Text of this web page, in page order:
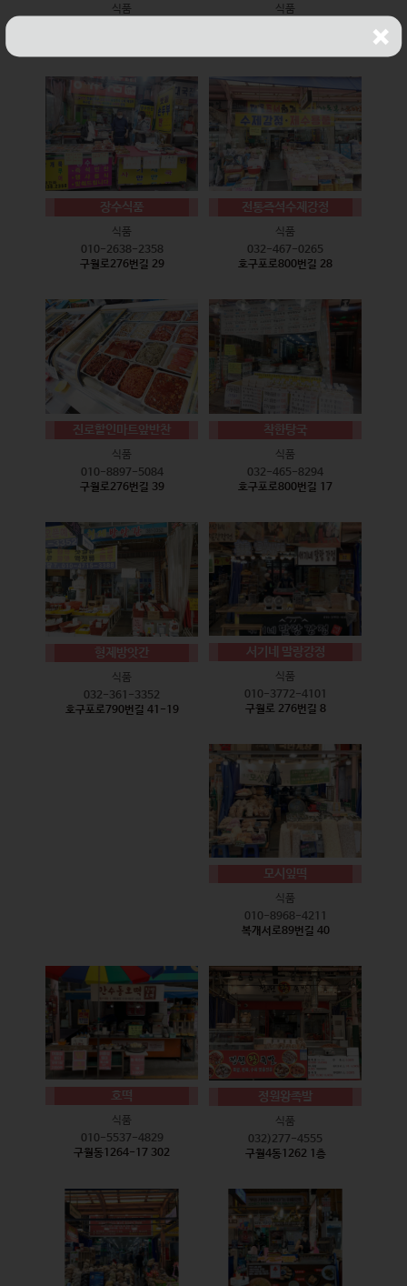
식품
식품
장수식품
식품
010-2638-2358
구월로276번길 29
전통즉석수제강정
식품
032-467-0265
호구포로800번길 28
진로할인마트앞반찬
식품
010-8897-5084
구월로276번길 39
착한탕국
식품
032-465-8294
호구포로800번길 17
형제방앗간
식품
032-361-3352
호구포로790번길 41-19
서기네 말랑강정
식품
010-3772-4101
구월로 276번길 8
모시잎떡
식품
010-8968-4211
복개서로89번길 40
호떡
식품
010-5537-4829
구월동1264-17 302
정원왕족발
식품
032)277-4555
구월4동1262 1층